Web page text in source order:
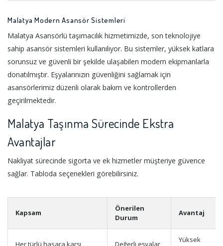
Malatya Modern Asansör Sistemleri
Malatya Asansörlü taşımacılık hizmetimizde, son teknolojiye
sahip asansör sistemleri kullanılıyor. Bu sistemler, yüksek katlara
sorunsuz ve güvenli bir şekilde ulaşabilen modern ekipmanlarla
donatılmıştır. Eşyalarınızın güvenliğini sağlamak için
asansörlerimiz düzenli olarak bakım ve kontrollerden
geçirilmektedir.
Malatya Taşınma Sürecinde Ekstra
Avantajlar
Nakliyat sürecinde sigorta ve ek hizmetler müşteriye güvence
sağlar. Tabloda seçenekleri görebilirsiniz.
Kapsam
Önerilen
Durum
Avantaj
Yüksek